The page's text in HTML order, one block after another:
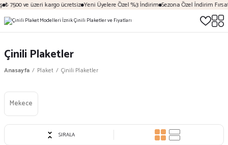
7500 ve üzeri kargo ücretsiz Yeni Üyelere Özel %3 İndirim Sezona Özel İndirim
Çinili Plaketler
Anasayfa Plaket Çinili Plaketler
Mekece
SIRALA